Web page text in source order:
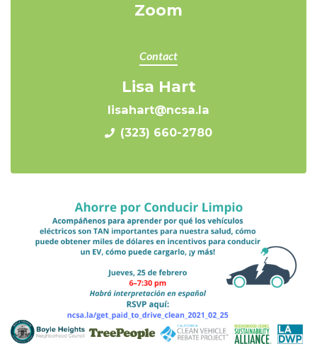
Zoom
Contact
Lisa Hart
lisahart@ncsa.la
(323) 660-2780